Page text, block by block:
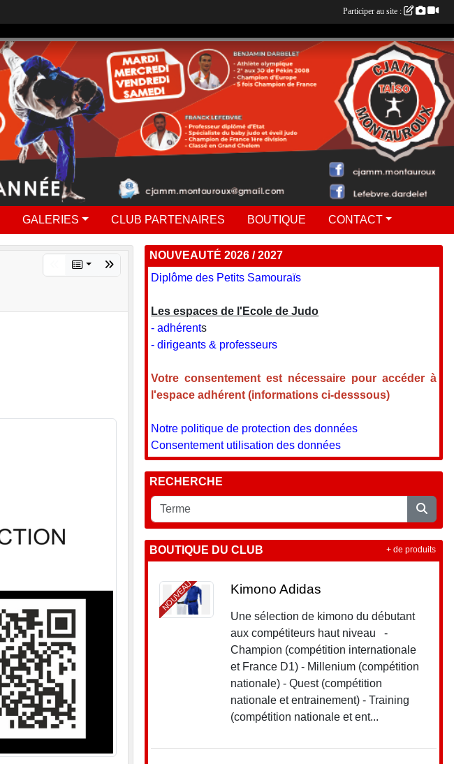
GALERIES CLUB PARTENAIRES BOUTIQUE CONTACT
NOUVEAUTÉ 2026 / 2027
Diplôme des Petits Samouraïs
Les espaces de l'Ecole de Judo
- adhérents
- dirigeants & professeurs
Votre consentement est nécessaire pour accéder à
l'espace adhérent (informations ci-desssous)
Notre politique de protection des données
Consentement utilisation des données
RECHERCHE
BOUTIQUE DU CLUB
NOUVEAU Kimono Adidas
Une sélection de kimono du débutant
aux compétiteurs haut niveau -
Champion (compétition internationale
et France D1) - Millenium (compétition
nationale) - Quest (compétition
nationale et entrainement) - Training
(compétition nationale et ent...
+ de produits
Participer au site :